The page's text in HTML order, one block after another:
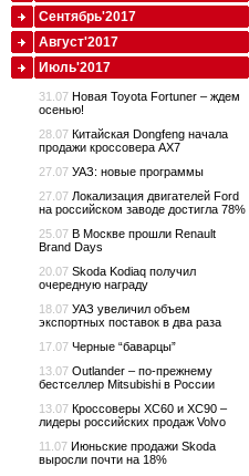
Сентябрь'2017
Август'2017
Июль'2017
31.07 Новая Toyota Fortuner – ждем
осенью!
28.07 Китайская Dongfeng начала
продажи кроссовера AX7
27.07 УАЗ: новые программы
27.07 Локализация двигателей Ford
на российском заводе достигла 78%
25.07 В Москве прошли Renault
Brand Days
20.07 Skoda Kodiaq получил
очередную награду
18.07 УАЗ увеличил объем
экспортных поставок в два раза
17.07 Черные “баварцы”
13.07 Outlander – по-прежнему
бестселлер Mitsubishi в России
13.07 Кроссоверы XC60 и XC90 –
лидеры российских продаж Volvo
11.07 Июньские продажи Skoda
выросли почти на 18%